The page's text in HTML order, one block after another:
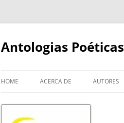
Skip
Antologias Poéticas
HOME ACERCA DE AUTORES